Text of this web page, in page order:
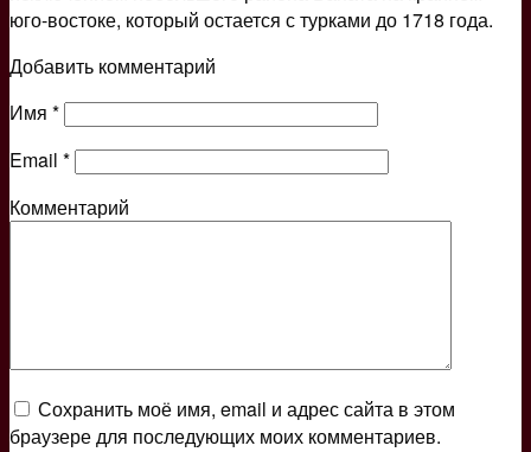
юго-востоке, который остается с турками до 1718 года.
Добавить комментарий
Имя *
Email *
Комментарий
Сохранить моё имя, email и адрес сайта в этом
браузере для последующих моих комментариев.